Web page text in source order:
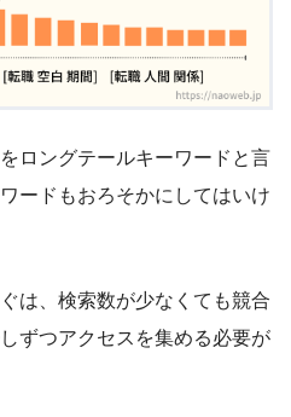
ロングテールキーワードと言
ードもおろそかにしてはいけ
は、検索数が少なくても競合
ずつアクセスを集める必要が